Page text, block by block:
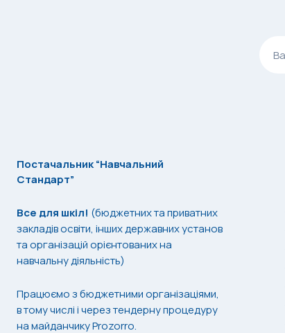
Постачальник “Навчальний
Стандарт”
Все для шкіл! (бюджетних та приватних
закладів освіти, інших державних установ
та організацій орієнтованих на
навчальну діяльність)
Працюємо з бюджетними організаціями,
в тому числі і через тендерну процедуру
на майданчику Prozorro.